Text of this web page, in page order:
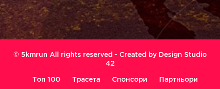
© 5kmrun All rights reserved - Created by Design Studio
42
Топ 100 Трасета Спонсори Партньори